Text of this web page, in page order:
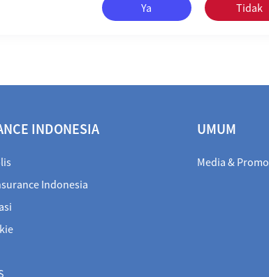
Ya Tidak
INDONESIA UMUM
Indonesia
Media & Promo